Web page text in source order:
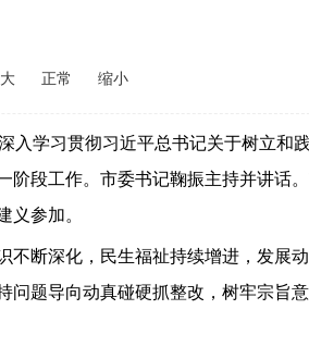
正常 缩小
学习贯彻习近平总书记关于树立和
阶段工作。市委书记鞠振主持并讲话
义参加。
断深化，民生福祉持续增进，发展
问题导向动真碰硬抓整改，树牢宗旨